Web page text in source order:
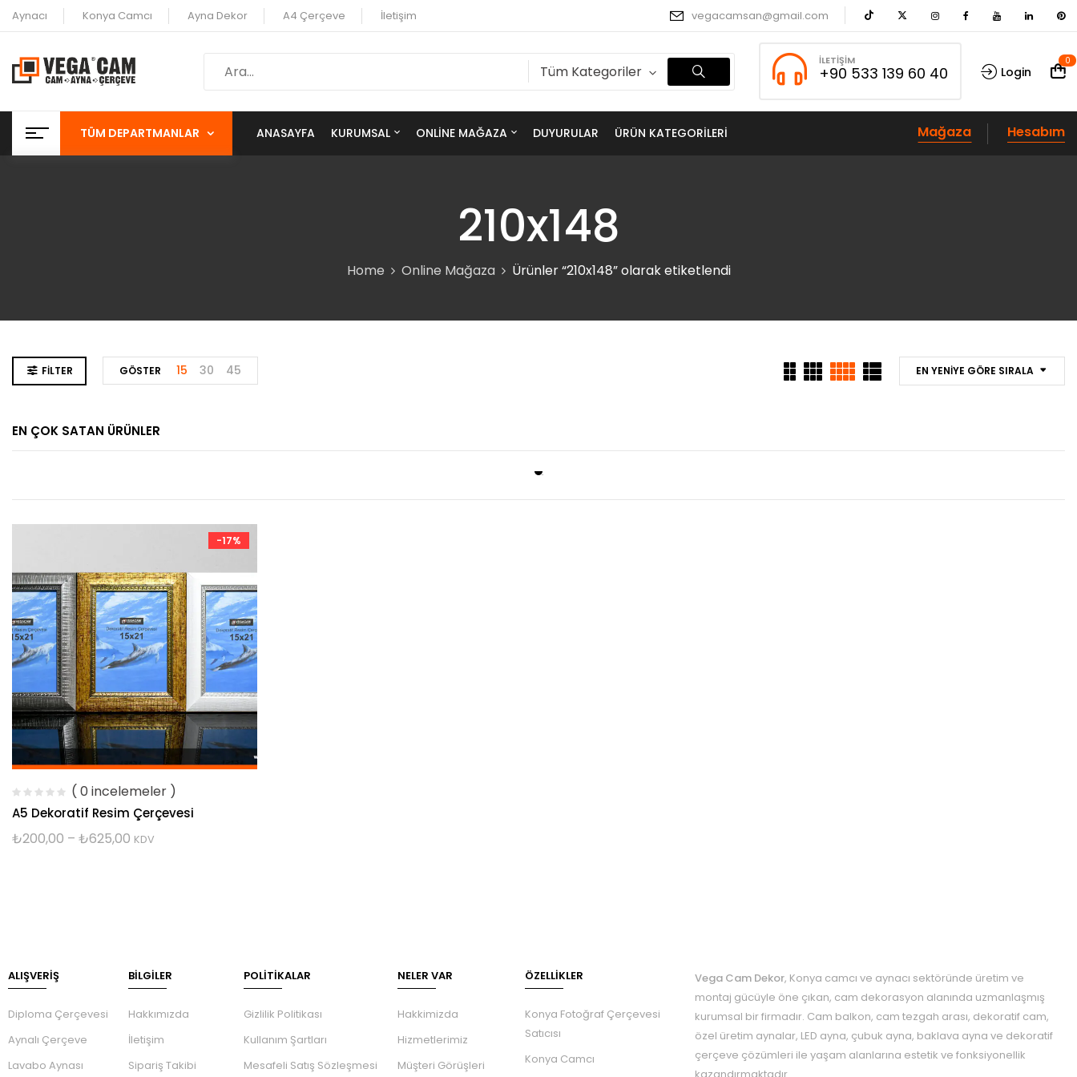
Aynacı Konya Camcı Ayna Dekor A4 Çerçeve İletişim vegacamsan@gmail.com
Tüm Kategoriler
İLETIŞIM
+90 533 139 60 40 Login
0
TÜM DEPARTMANLAR ANASAYFA KURUMSAL ONLINE MAĞAZA DUYURULAR ÜRÜN KATEGORILERI Mağaza Hesabım
210x148
Home Online Mağaza Ürünler “210x148” olarak etiketlendi
FILTER EN YENIYE GÖRE SIRALA
GÖSTER 15 30 45
EN ÇOK SATAN ÜRÜNLER
-17%
( 0 incelemeler )
A5 Dekoratif Resim Çerçevesi
₺200,00 – ₺625,00 KDV
ALIŞVERİŞ
Diploma Çerçevesi
Aynalı Çerçeve
Lavabo Aynası
BILGILER
Hakkımızda
İletişim
Sipariş Takibi
POLİTİKALAR
Gizlilik Politikası
Kullanım Şartları
Mesafeli Satış Sözleşmesi
NELER VAR
Hakkimizda
Hizmetlerimiz
Müşteri Görüşleri
ÖZELLIKLER
Konya Fotoğraf Çerçevesi
Satıcısı
Konya Camcı
Vega Cam Dekor, Konya camcı ve aynacı sektöründe üretim ve
montaj gücüyle öne çıkan, cam dekorasyon alanında uzmanlaşmış
kurumsal bir firmadır. Cam balkon, cam tezgah arası, dekoratif cam,
özel üretim aynalar, LED ayna, çubuk ayna, baklava ayna ve dekoratif
çerçeve çözümleri ile yaşam alanlarına estetik ve fonksiyonellik